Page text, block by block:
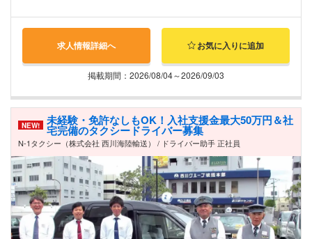
求人情報詳細へ お気に入りに追加
掲載期間：2026/08/04～2026/09/03
NEW! 未経験・免許なしもOK！入社支援金最大50万円＆社
宅完備のタクシードライバー募集
N-1タクシー（株式会社 西川海陸輸送） / ドライバー助手 正社員